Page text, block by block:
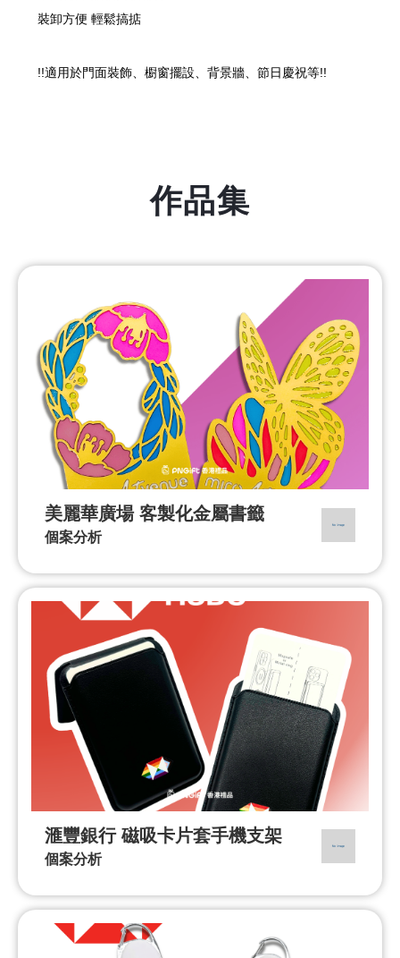
裝卸方便 輕鬆搞掂
!!適用於門面裝飾、櫉窗擺設、背景牆、節日慶祝等!!
作品集
美麗華廣場 客製化金屬書籤
個案分析
滙豐銀行 磁吸卡片套手機支架
個案分析